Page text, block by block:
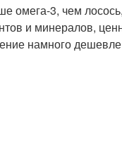
омега-3, чем
и минералов,
намного